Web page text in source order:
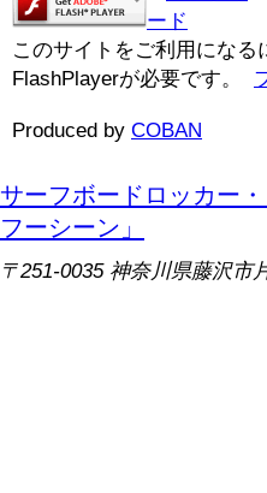
このサイトをご利用になる
FlashPlayerが必要です。
Produced by COBAN
サーフボードロッカー
フーシーン」
〒251-0035 神奈川県藤沢市